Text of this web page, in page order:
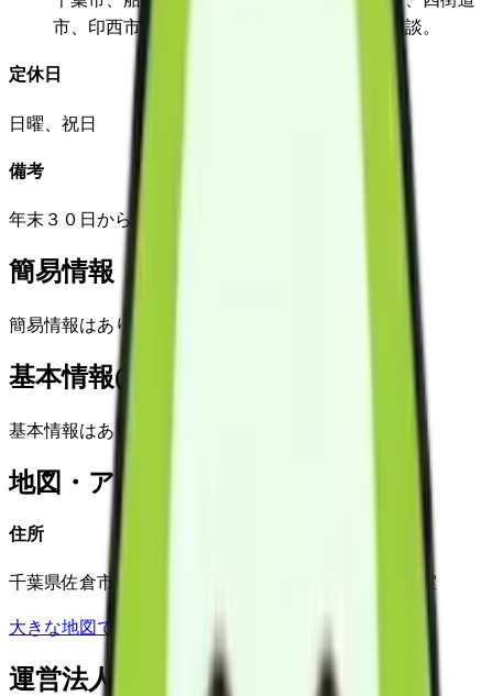
市、印西市、成田市、酒々井町、その他応相談。
定休日
日曜、祝日
備考
年末３０日から年始３日まで休み
簡易情報
簡易情報はありません
基本情報(詳細)
基本情報はありません
地図・アクセス
住所
千葉県佐倉市上志津1781-21スペース１ビル２０１号室
大きな地図で見る
運営法人